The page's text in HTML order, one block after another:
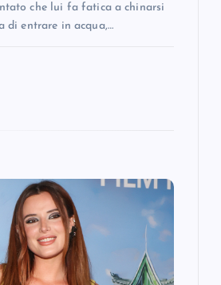
che lui fa fatica a chinarsi
di entrare in acqua,…